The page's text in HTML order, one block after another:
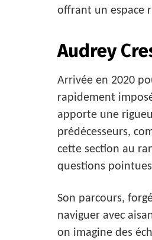
offrant un espace
Audrey
Arrivée en 2020
rapidement
apporte une
prédécesseurs,
cette section au
questions
Son parcours,
naviguer avec
on imagine des